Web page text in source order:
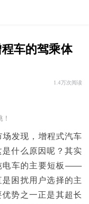
车的驾乘体
1.4万次阅读
发现，增程式汽车
什么原因呢？其实
电车的主要短板——
困扰用户选择的主
势之一正是其超长